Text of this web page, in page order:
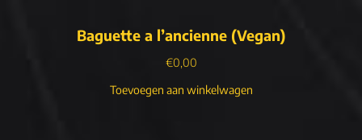
Baguette a l’ancienne (Vegan)
€0,00
Toevoegen aan winkelwagen